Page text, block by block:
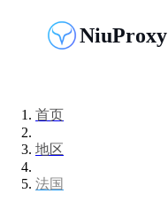
NiuProxy
首页
地区
法国